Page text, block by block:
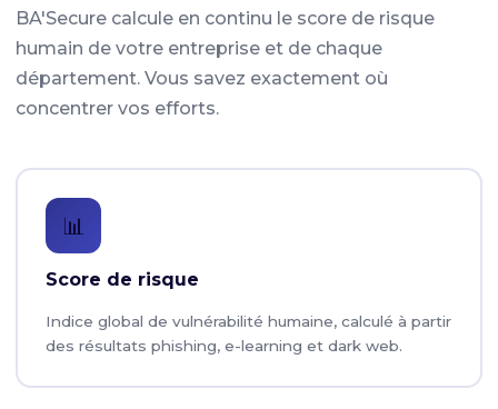
BA'Secure calcule en continu le score de risque
humain de votre entreprise et de chaque
département. Vous savez exactement où
concentrer vos efforts.
📊
Score de risque
Indice global de vulnérabilité humaine, calculé à partir
des résultats phishing, e-learning et dark web.